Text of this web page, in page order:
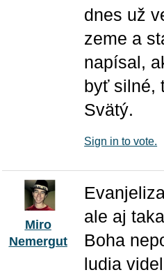
dnes už
zeme a
napísal,
byť silné,
Svätý.
Sign in to vote.
Miro
Nemergut
ale aj
Boha
ludia